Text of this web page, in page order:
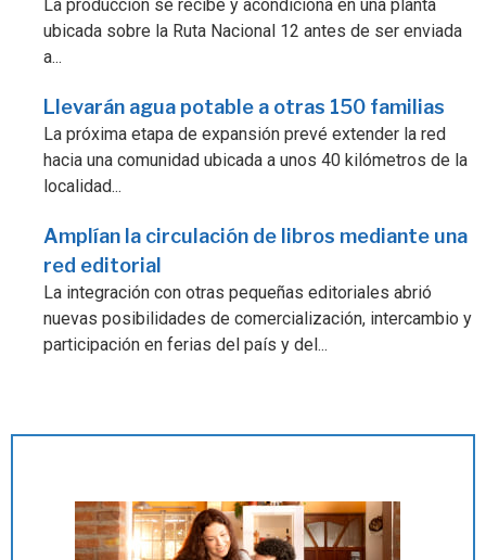
La producción se recibe y acondiciona en una planta
ubicada sobre la Ruta Nacional 12 antes de ser enviada
a...
Llevarán agua potable a otras 150 familias
La próxima etapa de expansión prevé extender la red
hacia una comunidad ubicada a unos 40 kilómetros de la
localidad...
Amplían la circulación de libros mediante una
red editorial
La integración con otras pequeñas editoriales abrió
nuevas posibilidades de comercialización, intercambio y
participación en ferias del país y del...